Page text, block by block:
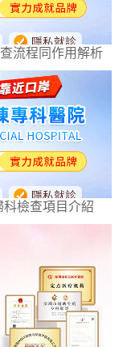
流程同作用解析
檢查項目介紹